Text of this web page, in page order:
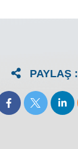
PAYLAŞ :